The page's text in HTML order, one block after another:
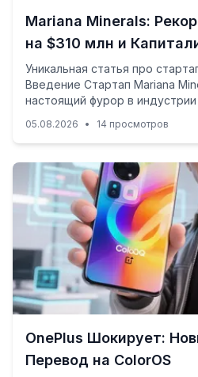
Mariana Minerals:
на $310 млн и
Уникальная статья про
Введение Стартап Mariana
настоящий фурор в
05.08.2026 • 14 просмотров
OnePlus Шокирует:
Перевод на ColorOS